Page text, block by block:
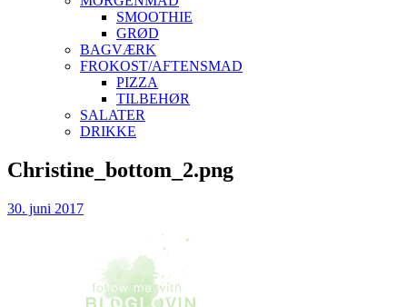
SMOOTHIE
GRØD
BAGVÆRK
FROKOST/AFTENSMAD
PIZZA
TILBEHØR
SALATER
DRIKKE
Skip
to
Christine_bottom_2.png
30. juni 2017